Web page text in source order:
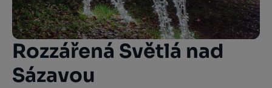
Rozzářená Světlá nad
Sázavou